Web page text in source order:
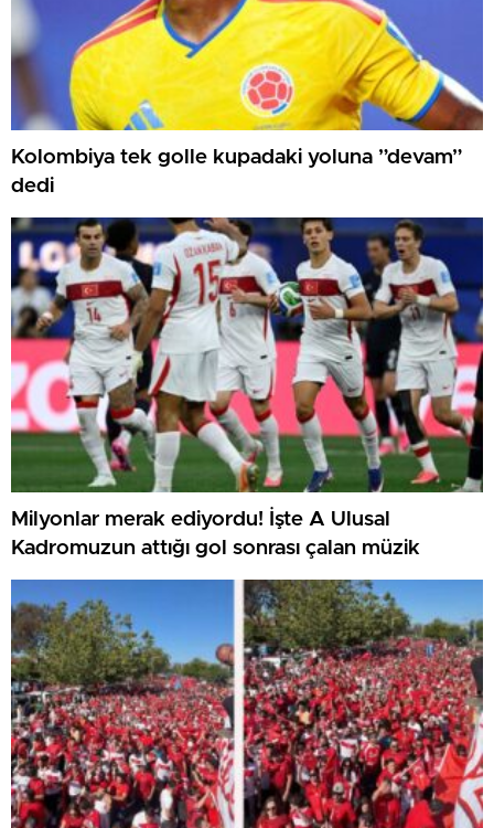
Kolombiya tek golle kupadaki yoluna ”devam”
dedi
Milyonlar merak ediyordu! İşte A Ulusal
Kadromuzun attığı gol sonrası çalan müzik